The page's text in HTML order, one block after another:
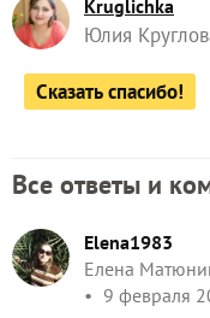
Kruglichka
Юлия
Сказать спасибо!
Все ответы и
Elena1983
Елена
9 февраля